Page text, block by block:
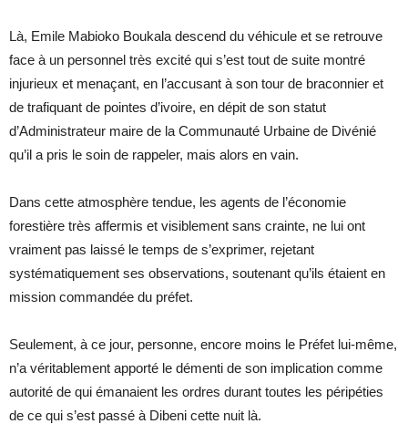
Là, Emile Mabioko Boukala descend du véhicule et se retrouve
face à un personnel très excité qui s’est tout de suite montré
injurieux et menaçant, en l’accusant à son tour de braconnier et
de trafiquant de pointes d’ivoire, en dépit de son statut
d’Administrateur maire de la Communauté Urbaine de Divénié
qu’il a pris le soin de rappeler, mais alors en vain.
Dans cette atmosphère tendue, les agents de l’économie
forestière très affermis et visiblement sans crainte, ne lui ont
vraiment pas laissé le temps de s’exprimer, rejetant
systématiquement ses observations, soutenant qu’ils étaient en
mission commandée du préfet.
Seulement, à ce jour, personne, encore moins le Préfet lui-même,
n’a véritablement apporté le démenti de son implication comme
autorité de qui émanaient les ordres durant toutes les péripéties
de ce qui s’est passé à Dibeni cette nuit là.